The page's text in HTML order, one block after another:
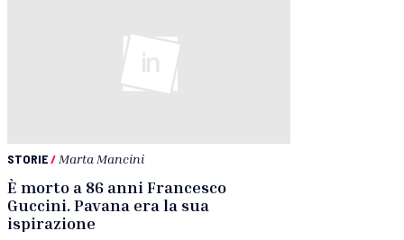
STORIE/ Marta Mancini
È morto a 86 anni Francesco
Guccini. Pavana era la sua
ispirazione